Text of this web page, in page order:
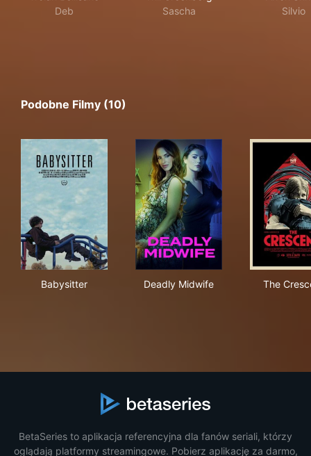
Deb
Sascha
Silvio
Podobne Filmy (10)
Babysitter Deadly Midwife The
BetaSeries to aplikacja referencyjna dla fanów seriali, którzy
oglądają platformy streamingowe. Pobierz aplikację za darmo,